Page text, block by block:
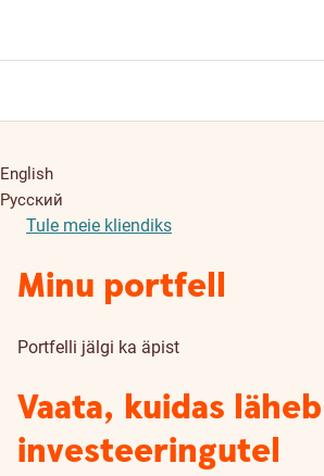
English
Русский
Tule meie kliendiks
Minu portfell
Portfelli jälgi ka äpist
Vaata, kuidas
investeeringutel